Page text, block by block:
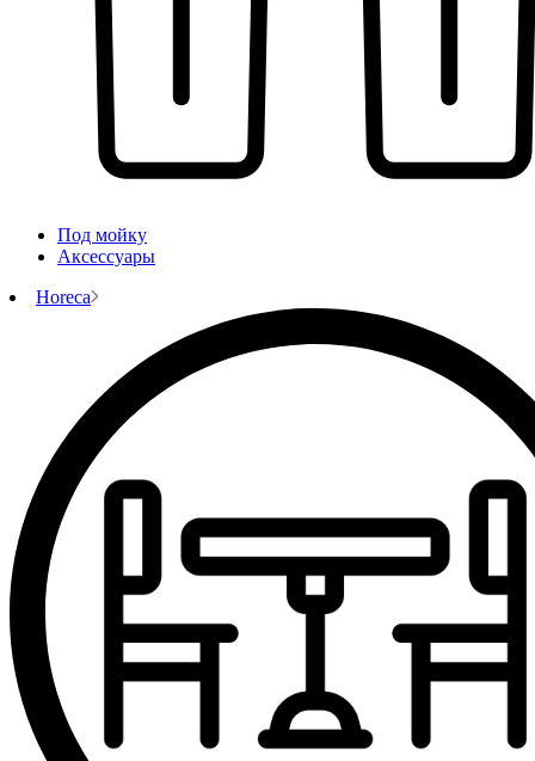
Под мойку
Аксессуары
Horeca